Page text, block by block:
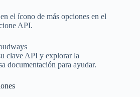
el ícono de más opciones en el
API.
clave API y explorar la
documentación para ayudar.